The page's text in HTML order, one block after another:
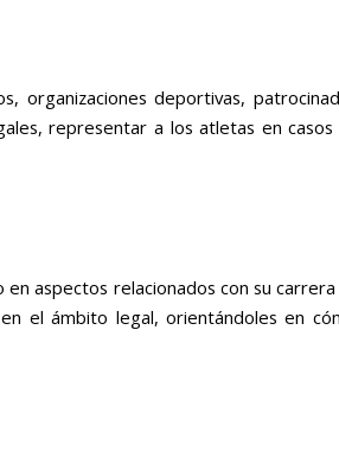
deportivas,
representar a los atletas en
aspectos relacionados con su
el ámbito legal, orientándoles en